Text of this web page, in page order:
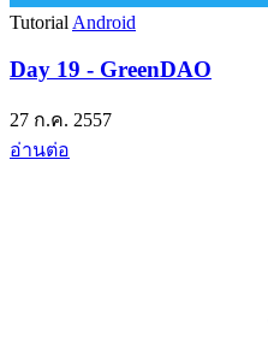
Tutorial Android
Day 19 - GreenDAO
27 ก.ค. 2557
อ่านต่อ